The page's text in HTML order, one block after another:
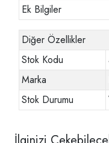
Ek Bilgiler
Diğer Özellikler
Stok Kodu
Marka
Stok Durumu